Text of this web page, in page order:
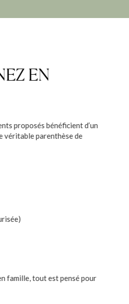
EN
proposés bénéficient d’un
véritable parenthèse de
famille, tout est pensé pour